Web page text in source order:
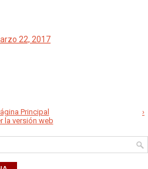
22, 2017
›
Principal
la versión web